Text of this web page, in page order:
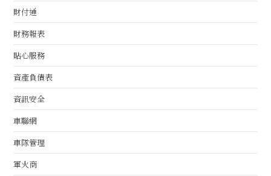
財付通
財務報表
貼心服務
資產負債表
資訊安全
車聯網
車隊管理
軍火商